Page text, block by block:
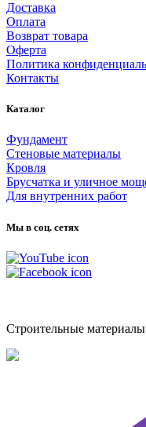
Доставка
Оплата
Возврат товара
Оферта
Политика
Контакты
Каталог
Фундамент
Стеновые материалы
Кровля
Брусчатка и уличное
Для внутренних работ
Мы в соц. сетях
Строительные